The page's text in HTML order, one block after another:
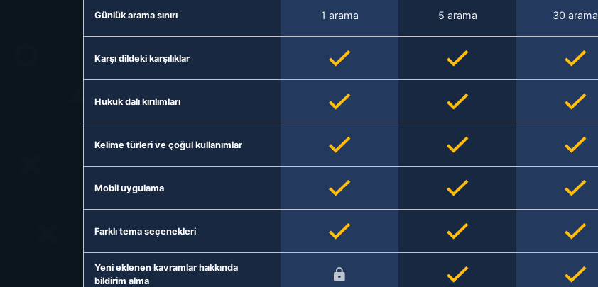
Günlük arama sınırı 1 arama 5 arama 30 arama
Karşı dildeki karşılıklar
Hukuk dalı kırılımları
Kelime türleri ve çoğul kullanımlar
Mobil uygulama
Farklı tema seçenekleri
Yeni eklenen kavramlar hakkında
bildirim alma